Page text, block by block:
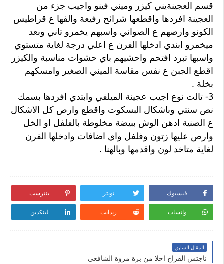
قسم العجينةيني كيزر وميني فينو واجيب جزء من
العجينة افردها واقطعها شرائح رفيعة والفها ع قراطيس
الكونو وارصهم ع الصواني واسبهم يخمرو تاني وبعد
ميخمرو ابندي ادخلها الفرن ع اعلي درجة لغاية متستوي
واسبها تبرد افتحم واحشيهم باي حشوات مناسبة والكيزر
اقطع الجبن ع نفس مقاسة الميني الصغير وامسكهم
بخلة .
3- تالت نوع اجيب عجينة الميلفي وابتدي افردها بسمك
نص سنتي وباشكال البسكوت واقطع وارص كل الاشكال
ع الصنية ادهن الوش ببيضة مخلوطة بالفلفل او الخل
وارص عليها زتون وفلفل واي اضافات وادخلها الفرن
لغاية متاخد لون واقدمها وبالهنا .
فيسبوك تويتر بنترست
واتساب ريدايت لينكدين
المقال السابق
ناجتس الفراخ احلا من برة مروة الشافعي